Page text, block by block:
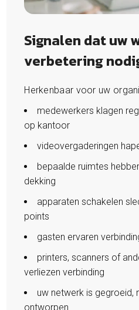
Signalen dat uw
verbetering
Herkenbaar voor uw
medewerkers klagen
op kantoor
videovergaderingen
bepaalde ruimtes
dekking
apparaten schakelen
points
gasten ervaren
printers, scanners of
verliezen verbinding
uw netwerk is gegroeid,
ontworpen